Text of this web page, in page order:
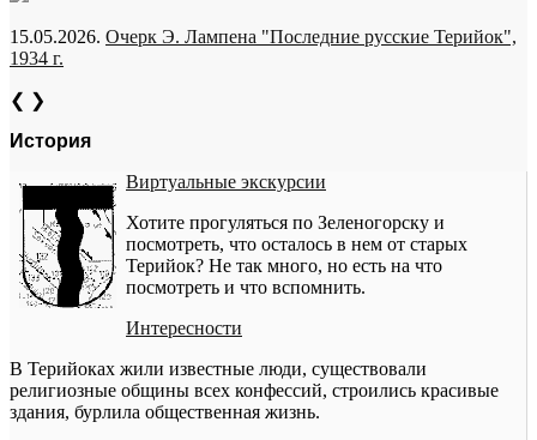
15.05.2026. Очерк Э. Лампена "Последние русские Терийок",
1934 г.
❮ ❯
История
Виртуальные экскурсии
Хотите прогуляться по Зеленогорску и
посмотреть, что осталось в нем от старых
Терийок? Не так много, но есть на что
посмотреть и что вспомнить.
Интересности
В Терийоках жили известные люди, существовали
религиозные общины всех конфессий, строились красивые
здания, бурлила общественная жизнь.